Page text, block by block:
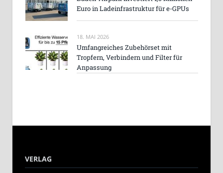
Euro in Ladeinfrastruktur für e-GPUs
18. MAI 2026
Umfangreiches Zubehörset mit
Tropfern, Verbindern und Filter für
Anpassung
VERLAG